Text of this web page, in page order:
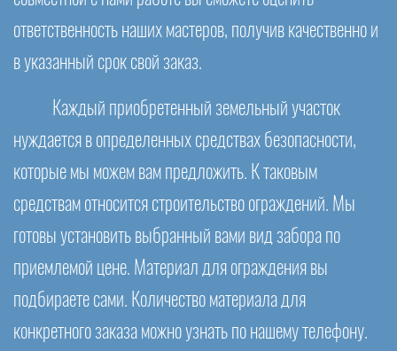
ответственность наших мастеров, получив качественно и
в указанный срок свой заказ.
Каждый приобретенный земельный участок
нуждается в определенных средствах безопасности,
которые мы можем вам предложить. К таковым
средствам относится строительство ограждений. Мы
готовы установить выбранный вами вид забора по
приемлемой цене. Материал для ограждения вы
подбираете сами. Количество материала для
конкретного заказа можно узнать по нашему телефону.